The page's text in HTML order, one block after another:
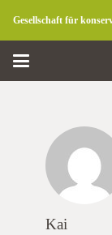
Gesellschaft für
Kai